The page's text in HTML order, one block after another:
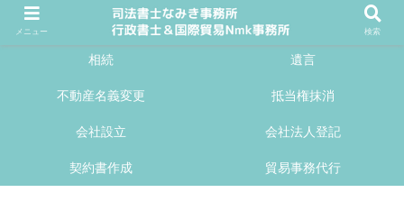
相続 遺言
不動産名義変更 抵当権抹消
会社設立 会社法人登記
契約書作成 貿易事務代行
メニュー 検索